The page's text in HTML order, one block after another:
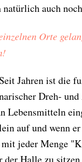
auch
Orte
Seit Jahren ist die
Dreh-
Lebensmitteln
auf und wenn
jeder Menge
der Halle zu